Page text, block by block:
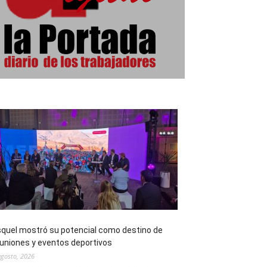
mostró su potencial como destino de
y eventos deportivos
2026